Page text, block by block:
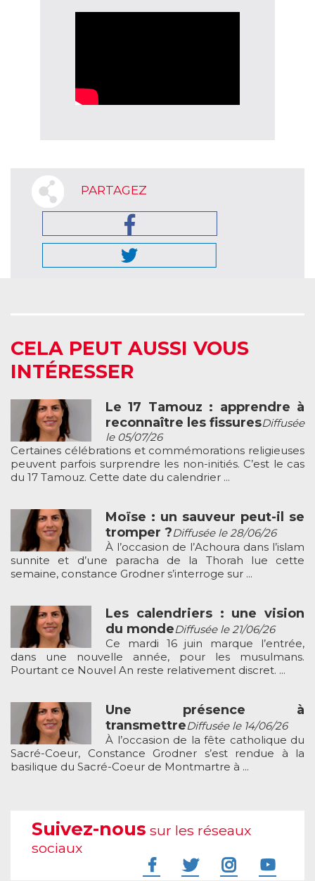
PARTAGEZ
CELA PEUT AUSSI VOUS
INTÉRESSER
Le 17 Tamouz : apprendre à
reconnaître les fissuresDiffusée
le 05/07/26
Certaines célébrations et commémorations religieuses
peuvent parfois surprendre les non-initiés. C’est le cas
du 17 Tamouz. Cette date du calendrier ...
Moïse : un sauveur peut-il se
tromper ?Diffusée le 28/06/26
À l’occasion de l’Achoura dans l’islam
sunnite et d’une paracha de la Thorah lue cette
semaine, constance Grodner s’interroge sur ...
Les calendriers : une vision
du mondeDiffusée le 21/06/26
Ce mardi 16 juin marque l’entrée,
dans une nouvelle année, pour les musulmans.
Pourtant ce Nouvel An reste relativement discret. ...
Une présence à
transmettreDiffusée le 14/06/26
À l’occasion de la fête catholique du
Sacré-Coeur, Constance Grodner s’est rendue à la
basilique du Sacré-Coeur de Montmartre à ...
Suivez-nous sur les réseaux
sociaux